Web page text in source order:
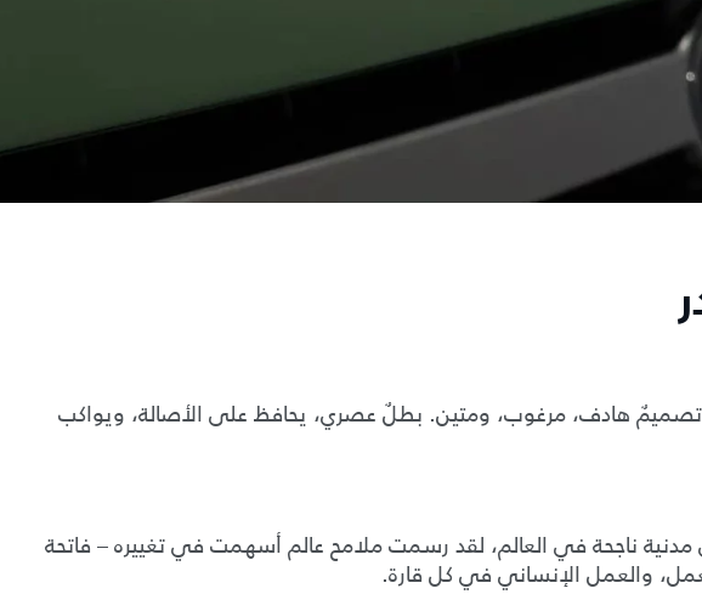
تصميمٌ هادف، مرغوب، ومتين. بطلٌ عصري، يحافظ على الأصالة، ويواكب
ناجحة في العالم، لقد رسمت ملامح عالم أسهمت في تغييره – فاتحة
والعمل الإنساني في كل قارة.